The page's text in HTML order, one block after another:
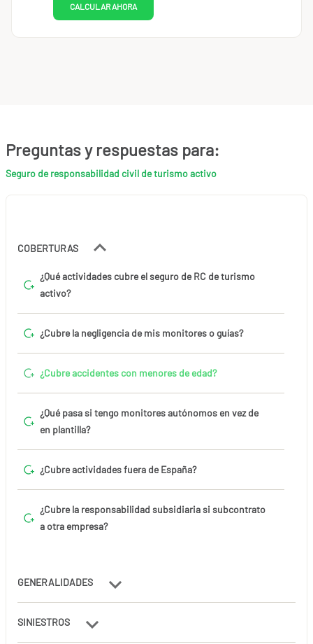
Preguntas y respuestas para:
Seguro de responsabilidad civil de turismo activo
COBERTURAS
¿Qué actividades cubre el seguro de RC de turismo
activo?
¿Cubre la negligencia de mis monitores o guías?
¿Cubre accidentes con menores de edad?
¿Qué pasa si tengo monitores autónomos en vez de
en plantilla?
¿Cubre actividades fuera de España?
¿Cubre la responsabilidad subsidiaria si subcontrato
a otra empresa?
GENERALIDADES
SINIESTROS
CALCULAR AHORA